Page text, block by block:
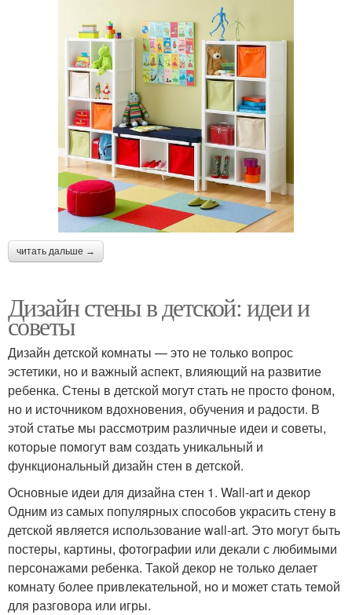
читать дальше →
Дизайн стены в детской: идеи и
советы
Дизайн детской комнаты — это не только вопрос
эстетики, но и важный аспект, влияющий на развитие
ребенка. Стены в детской могут стать не просто фоном,
но и источником вдохновения, обучения и радости. В
этой статье мы рассмотрим различные идеи и советы,
которые помогут вам создать уникальный и
функциональный дизайн стен в детской.
Основные идеи для дизайна стен 1. Wall-art и декор
Одним из самых популярных способов украсить стену в
детской является использование wall-art. Это могут быть
постеры, картины, фотографии или декали с любимыми
персонажами ребенка. Такой декор не только делает
комнату более привлекательной, но и может стать темой
для разговора или игры.